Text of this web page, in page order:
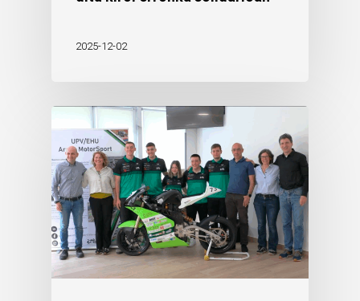
2025-12-02